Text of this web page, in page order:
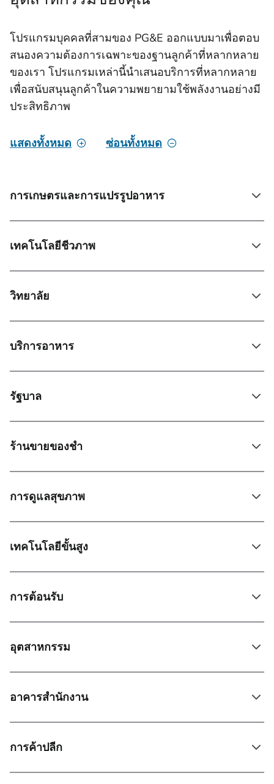
โปรแกรมบุคคลที่สามของ PG&E ออกแบบมาเพื่อตอบ
สนองความต้องการเฉพาะของฐานลูกค้าที่หลากหลาย
ของเรา โปรแกรมเหล่านี้นําเสนอบริการที่หลากหลาย
เพื่อสนับสนุนลูกค้าในความพยายามใช้พลังงานอย่างมี
ประสิทธิภาพ
แสดงทั้งหมด ซ่อนทั้งหมด
การเกษตรและการแปรรูปอาหาร
เทคโนโลยีชีวภาพ
วิทยาลัย
บริการอาหาร
รัฐบาล
ร้านขายของชํา
การดูแลสุขภาพ
เทคโนโลยีขั้นสูง
การต้อนรับ
อุตสาหกรรม
อาคารสํานักงาน
การค้าปลีก